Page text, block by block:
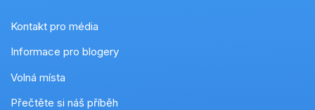
Kontakt pro média
Informace pro blogery
Volná místa
Přečtěte si náš příběh